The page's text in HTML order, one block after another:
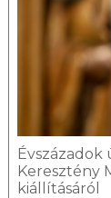
Keresztény
kiállításáról